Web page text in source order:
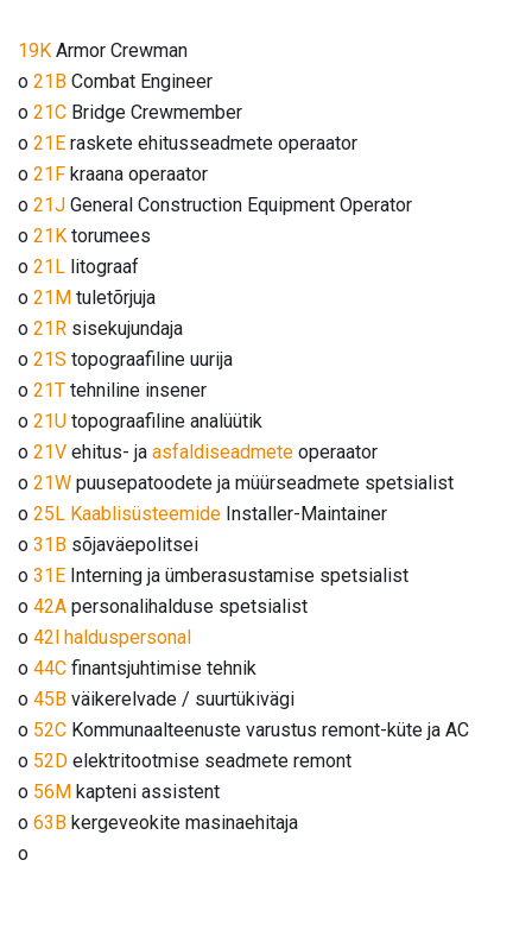
19K Armor Crewman
o 21B Combat Engineer
o 21C Bridge Crewmember
o 21E raskete ehitusseadmete operaator
o 21F kraana operaator
o 21J General Construction Equipment Operator
o 21K torumees
o 21L litograaf
o 21M tuletõrjuja
o 21R sisekujundaja
o 21S topograafiline uurija
o 21T tehniline insener
o 21U topograafiline analüütik
o 21V ehitus- ja asfaldiseadmete operaator
o 21W puusepatoodete ja müürseadmete spetsialist
o 25L Kaablisüsteemide Installer-Maintainer
o 31B sõjaväepolitsei
o 31E Interning ja ümberasustamise spetsialist
o 42A personalihalduse spetsialist
o 42l halduspersonal
o 44C finantsjuhtimise tehnik
o 45B väikerelvade / suurtükivägi
o 52C Kommunaalteenuste varustus remont-küte ja AC
o 52D elektritootmise seadmete remont
o 56M kapteni assistent
o 63B kergeveokite masinaehitaja
o